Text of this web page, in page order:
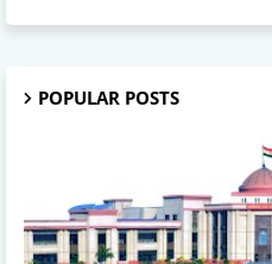
POPULAR POSTS